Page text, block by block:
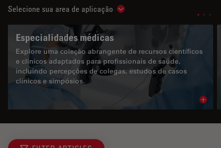
Selecione sua area de aplicação Show subnavigation
Especialidades médicas
Explore uma coleção abrangente de recursos científicos
e clínicos adaptados para profissionais de saúde,
incluindo percepções de colegas, estudos de casos
clínicos e simpósios.